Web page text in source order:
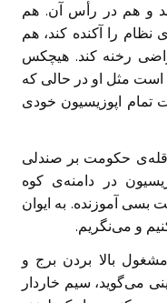
و هم در رأس آن. هم
نظام را آکنده کند، هم
رخنه کند. هیچکس
است مثل او در حالی که
تمام اپوزیسیون خودی
حکومت بر صندلی
در دامنه‌ی کوه
بسی آموزنده. به ایوان
و می‌نگریم.
بالا بردن برج و
می‌گوید، سیم خاردار